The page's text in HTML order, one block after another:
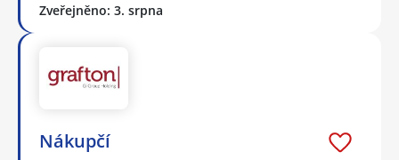
Zveřejněno: 3. srpna
Nákupčí